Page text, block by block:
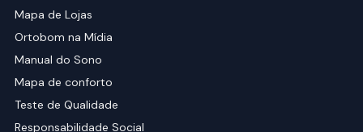
Mapa de Lojas
Ortobom na Mídia
Manual do Sono
Mapa de conforto
Teste de Qualidade
Responsabilidade Social